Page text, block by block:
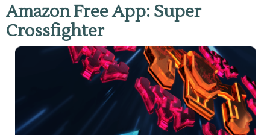
Amazon Free App: Super
Crossfighter